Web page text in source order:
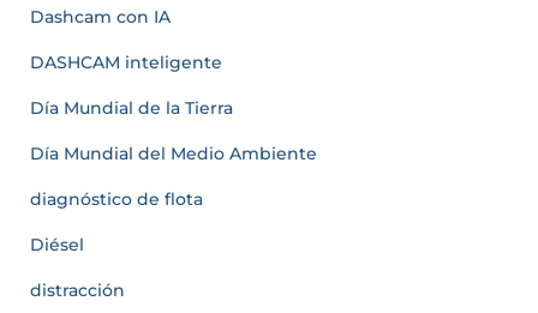
Dashcam con IA
DASHCAM inteligente
Día Mundial de la Tierra
Día Mundial del Medio Ambiente
diagnóstico de flota
Diésel
distracción